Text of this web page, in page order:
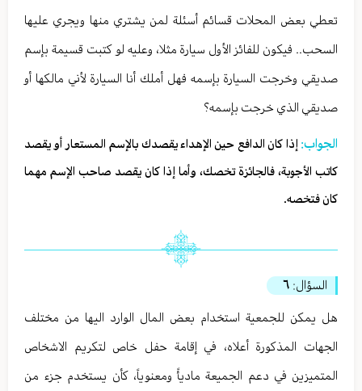
تعطي بعض المحلات قسائم أسئلة لمن يشتري منها ويجري عليها
السحب.. فيكون للفائز الأول سيارة مثلا، وعليه لو كتبت قسيمة بإسم
صديقي وخرجت السيارة بإسمه فهل أملك أنا السيارة لأني مالكها أو
صديقي الذي خرجت بإسمه؟
الجواب: إذا كان الدافع حين الإهداء يقصدك بالإسم المستعار أو يقصد
كاتب الأجوبة، فالجائزة تخصك، وأما إذا كان يقصد صاحب الإسم مهما
كان فتخصه.
السؤال: ٦
هل يمكن للجمعية استخدام بعض المال الوارد اليها من مختلف
الجهات المذكورة أعلاه، في إقامة حفل خاص لتكريم الاشخاص
المتميزين في دعم الجميعة ماديأً ومعنوياً، كأن يستخدم جزء من